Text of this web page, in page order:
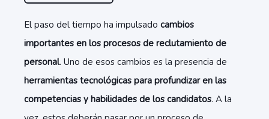
El paso del tiempo ha impulsado cambios
importantes en los procesos de reclutamiento de
personal. Uno de esos cambios es la presencia de
herramientas tecnológicas para profundizar en las
competencias y habilidades de los candidatos. A la